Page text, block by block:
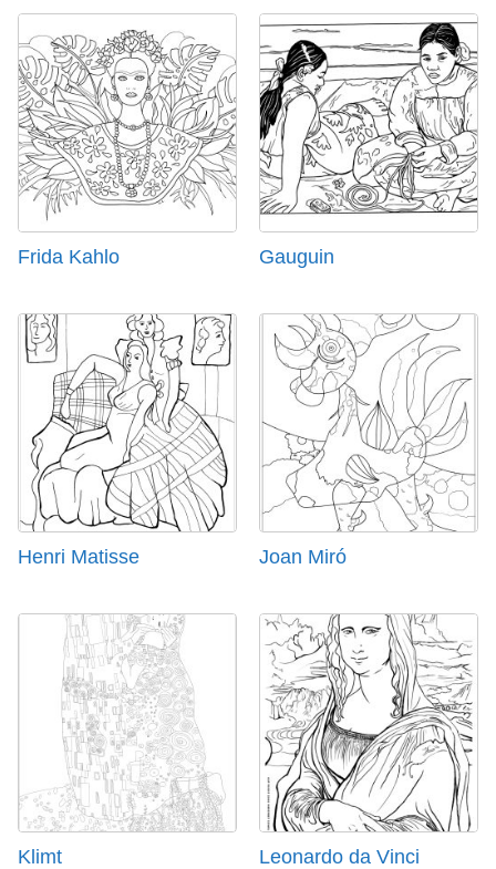
Frida Kahlo Gauguin
Henri Matisse Joan Miró
Klimt Leonardo da Vinci